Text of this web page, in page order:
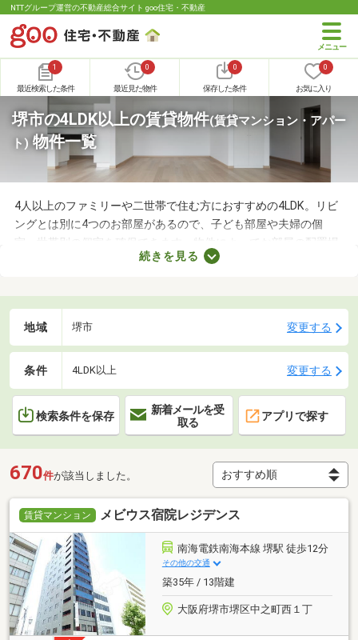
NTTグループ運営の不動産総合サイト goo住宅・不動産
1
最近検索した条件
0
最近見た物件
0
保存した条件
0
お気に入り
堺市の4LDK以上の賃貸物件(賃貸マンション・アパー
ト) 物件一覧
4人以上のファミリーや二世帯で住む方におすすめの4LDK。リビ
ングとは別に4つのお部屋があるので、子ども部屋や夫婦の個
室、世帯別の個室を確保できます。物件によってお部屋の配置場
所が異なるので、内見前に間取りをチェックすることがおすすめ
します。
続きを見る
地域 堺市 変更する
条件 4LDK以上 変更する
検索条件を保存
新着メールを受
取る
アプリで探す
670件が該当しました。
賃貸マンション メビウス宿院レジデンス
南海電鉄南海本線 堺駅 徒歩12分
その他の交通
築35年 / 13階建
大阪府堺市堺区中之町西１丁